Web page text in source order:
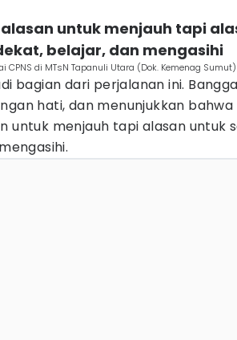
untuk menjauh tapi
belajar, dan mengasihi
di MTsN Tapanuli Utara (Dok. Kemenag Sumut)
bagian dari perjalanan ini.
hati, dan menunjukkan bahwa
untuk menjauh tapi alasan untuk